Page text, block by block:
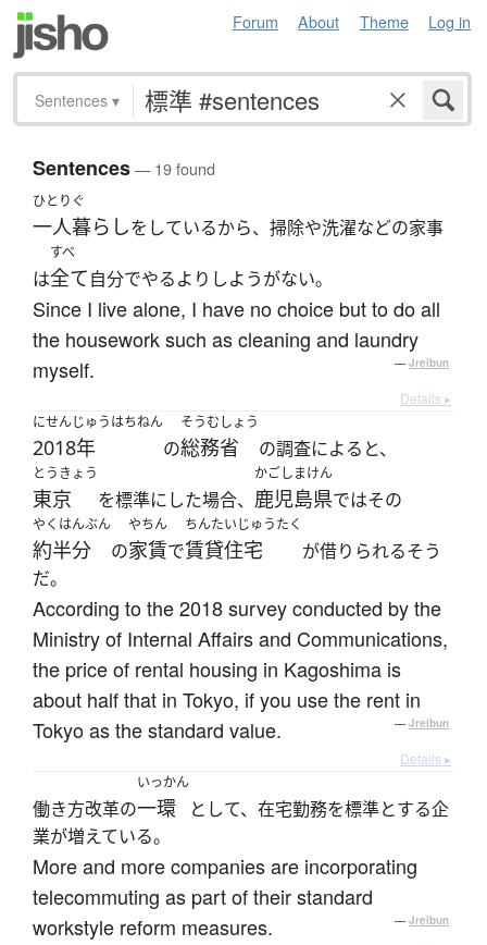
Forum About Theme Log in
Sentences ▾
Sentences— 19 found
ひとりぐ
一人暮らしをしているから、掃除や洗濯などの家事
は
すべ
全て自分でやるよりしようがない。
Since I live alone, I have no choice but to do all
the housework such as cleaning and laundry
myself.
— Jreibun
Details ▸
にせんじゅうはちねん
2018年 の
そうむしょう
総務省 の調査によると、
とうきょう
東京 を標準にした場合、
かごしまけん
鹿児島県ではその
やくはんぶん
約半分 の
やちん
家賃で
ちんたいじゅうたく
賃貸住宅
が借りられるそう
だ。
According to the 2018 survey conducted by the
Ministry of Internal Affairs and Communications,
the price of rental housing in Kagoshima is
about half that in Tokyo, if you use the rent in
Tokyo as the standard value.
— Jreibun
Details ▸
働き方改革の
いっかん
一環
として、在宅勤務を標準とする企
業が増えている。
More and more companies are incorporating
telecommuting as part of their standard
workstyle reform measures.
— Jreibun